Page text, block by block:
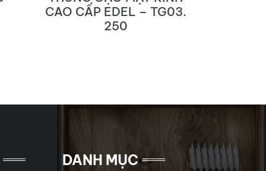
CAO CẤP EDEL – TG03.
250
DANH MỤC